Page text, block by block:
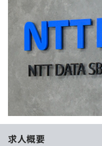
イベント・セミナー
インタビュー
就活成功ガイド
リファレンス
個人向けプラン
再チャレンジ結果一覧
paiza times
求人概要